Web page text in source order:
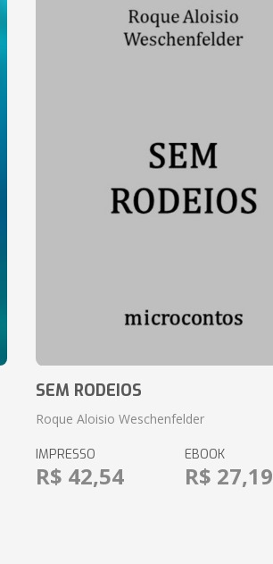
SEM RODEIOS
Roque Aloisio Weschenfelder
IMPRESSO
R$ 42,54
EBOOK
R$ 27,19